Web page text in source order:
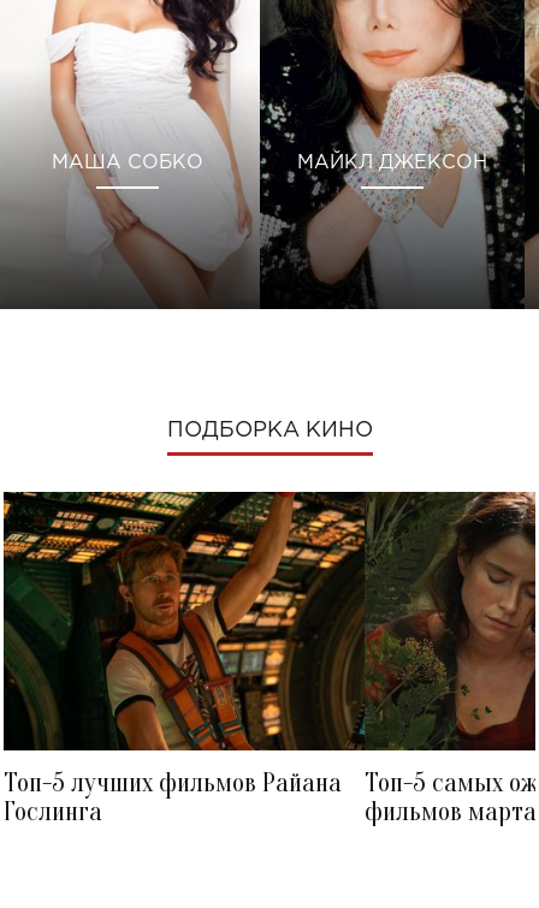
МАША СОБКО МАЙКЛ ДЖЕКСОН
ПОДБОРКА КИНО
Топ-5 лучших фильмов Райана
Гослинга
Топ-5 самых
фильмов